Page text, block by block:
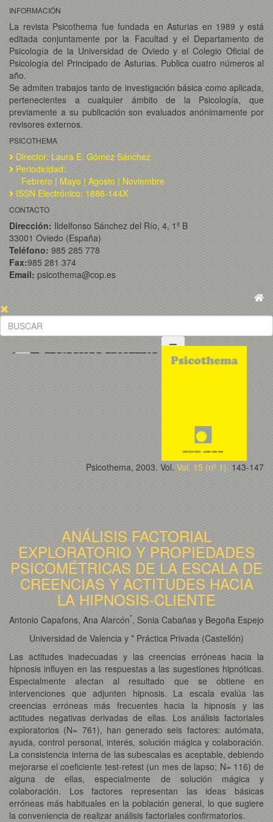
INFORMACIÓN
La revista Psicothema fue fundada en Asturias en 1989 y está
editada conjuntamente por la Facultad y el Departamento de
Psicología de la Universidad de Oviedo y el Colegio Oficial de
Psicología del Principado de Asturias. Publica cuatro números al
año.
Se admiten trabajos tanto de investigación básica como aplicada,
pertenecientes a cualquier ámbito de la Psicología, que
previamente a su publicación son evaluados anónimamente por
revisores externos.
PSICOTHEMA
Director: Laura E. Gómez Sánchez
Periodicidad:
Febrero | Mayo | Agosto | Noviembre
ISSN Electrónico: 1886-144X
CONTACTO
Dirección: Ildelfonso Sánchez del Río, 4, 1º B
33001 Oviedo (España)
Teléfono: 985 285 778
Fax:985 281 374
Email: psicothema@cop.es
Psicothema, 2003. Vol. Vol. 15 (nº 1). 143-147
ANÁLISIS FACTORIAL
EXPLORATORIO Y PROPIEDADES
PSICOMÉTRICAS DE LA ESCALA DE
CREENCIAS Y ACTITUDES HACIA
LA HIPNOSIS-CLIENTE
Antonio Capafons, Ana Alarcón*, Sonia Cabañas y Begoña Espejo
Universidad de Valencia y * Práctica Privada (Castellón)
Las actitudes inadecuadas y las creencias erróneas hacia la
hipnosis influyen en las respuestas a las sugestiones hipnóticas.
Especialmente afectan al resultado que se obtiene en
intervenciones que adjunten hipnosis. La escala evalúa las
creencias erróneas más frecuentes hacia la hipnosis y las
actitudes negativas derivadas de ellas. Los análisis factoriales
exploratorios (N= 761), han generado seis factores: autómata,
ayuda, control personal, interés, solución mágica y colaboración.
La consistencia interna de las subescalas es aceptable, debiendo
mejorarse el coeficiente test-retest (un mes de lapso; N= 116) de
alguna de ellas, especialmente de solución mágica y
colaboración. Los factores representan las ideas básicas
erróneas más habituales en la población general, lo que sugiere
la conveniencia de realizar análisis factoriales confirmatorios.